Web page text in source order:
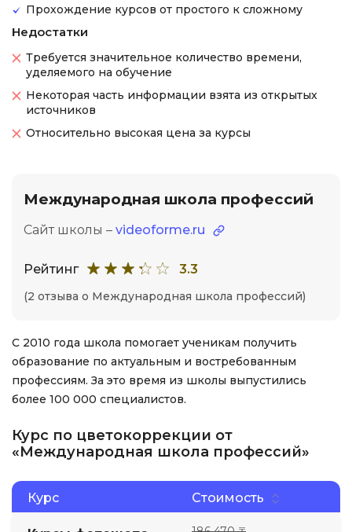
Прохождение курсов от простого к сложному
Недостатки
Требуется значительное количество времени,
уделяемого на обучение
Некоторая часть информации взята из открытых
источников
Относительно высокая цена за курсы
Международная школа профессий
Сайт школы – videoforme.ru
Рейтинг 3.3
(2 отзыва о Международная школа профессий)
С 2010 года школа помогает ученикам получить
образование по актуальным и востребованным
профессиям. За это время из школы выпустились
более 100 000 специалистов.
Курс по цветокоррекции от
«Международная школа профессий»
Курс Стоимость